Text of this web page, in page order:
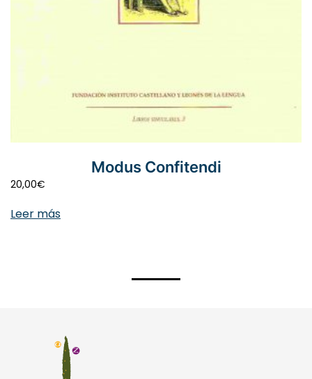
Modus Confitendi
20,00€
Leer más